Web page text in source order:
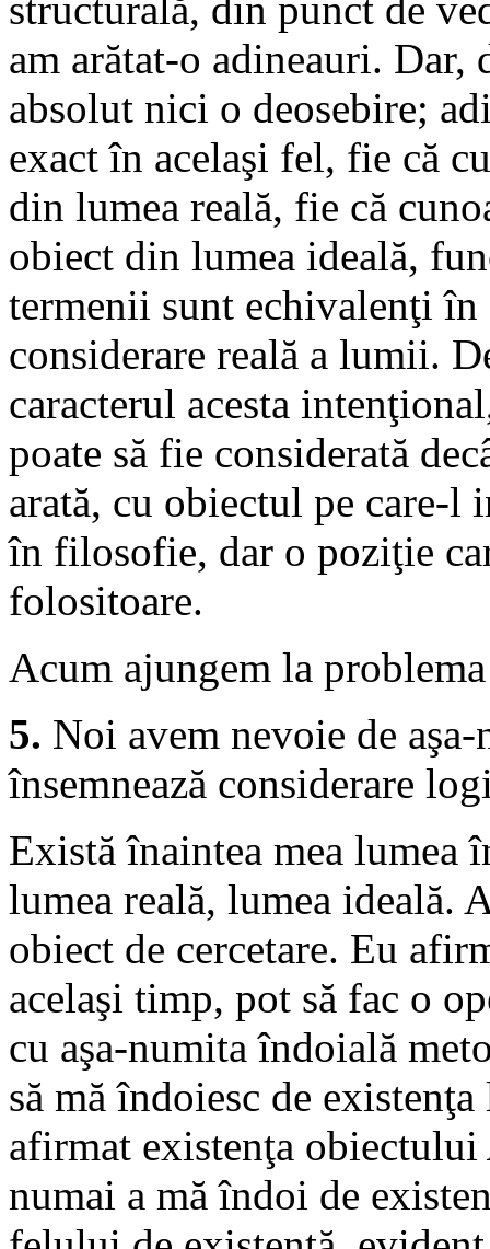
am arătat-o adineauri. Dar,
absolut nici o deosebire;
exact în acelaşi fel, fie că
din lumea reală, fie că
obiect din lumea ideală,
termenii sunt echivalenţi în
considerare reală a lumii.
caracterul acesta
poate să fie considerată
arată, cu obiectul pe care-l
în filosofie, dar o poziţie
folositoare.
Acum ajungem la
5. Noi avem nevoie de
însemnează considerare
Există înaintea mea lumea
lumea reală, lumea ideală.
obiect de cercetare. Eu
acelaşi timp, pot să fac o
cu aşa-numita îndoială
să mă îndoiesc de
afirmat existenţa obiectului
numai a mă îndoi de